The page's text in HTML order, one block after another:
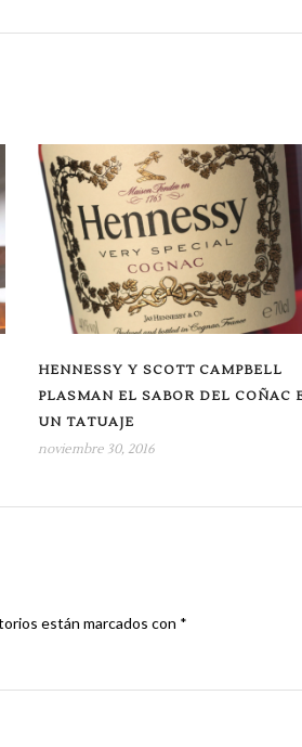
HENNESSY Y SCOTT CAMPBELL
PLASMAN EL SABOR DEL COÑAC
UN TATUAJE
noviembre 30, 2016
están marcados con *